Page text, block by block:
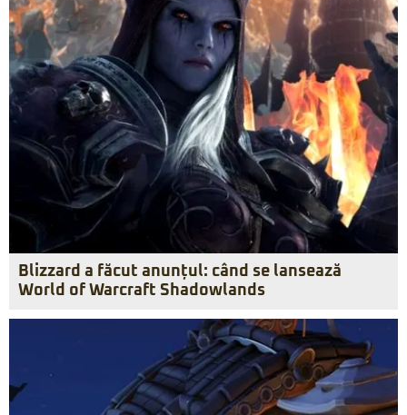
Blizzard a făcut anunțul: când se lansează
World of Warcraft Shadowlands